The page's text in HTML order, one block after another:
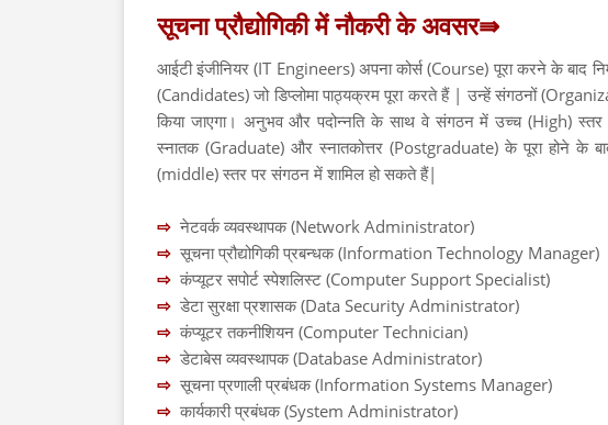
सूचना प्रौद्योगिकी में नौकरी के अवसर⇛
आईटी इंजीनियर (IT Engineers) अपना कोर्स (Course) पूरा करने के बाद
(Candidates) जो डिप्लोमा पाठ्यक्रम पूरा करते हैं | उन्हें संगठनों
किया जाएगा। अनुभव और पदोन्नति के साथ वे संगठन में उच्च (High)
स्नातक (Graduate) और स्नातकोत्तर (Postgraduate) के पूरा होने के
(middle) स्तर पर संगठन में शामिल हो सकते हैं|
⇨ नेटवर्क व्यवस्थापक (Network Administrator)
⇨ सूचना प्रौद्योगिकी प्रबन्धक (Information Technology Manager)
⇨ कंप्यूटर सपोर्ट स्पेशलिस्ट (Computer Support Specialist)
⇨ डेटा सुरक्षा प्रशासक (Data Security Administrator)
⇨ कंप्यूटर तकनीशियन (Computer Technician)
⇨ डेटाबेस व्यवस्थापक (Database Administrator)
⇨ सूचना प्रणाली प्रबंधक (Information Systems Manager)
⇨ कार्यकारी प्रबंधक (System Administrator)